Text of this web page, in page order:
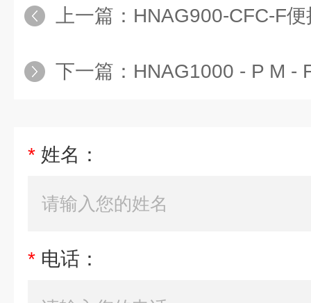
上一篇： HNAG900-CFC-F便
下一篇： HNAG1000 - P M -
* 姓名：
* 电话：